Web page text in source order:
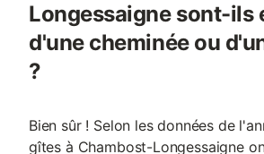
Longessaigne sont-ils
d'une cheminée ou
?
Bien sûr ! Selon les données de
gîtes à Chambost-Longessaigne